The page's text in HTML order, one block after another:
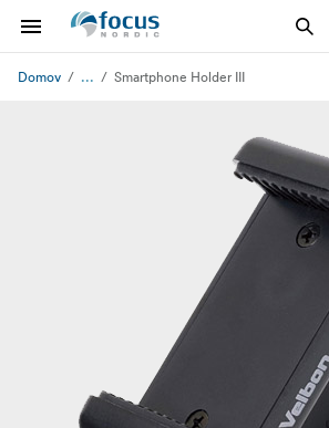
Domov ... Smartphone Holder III